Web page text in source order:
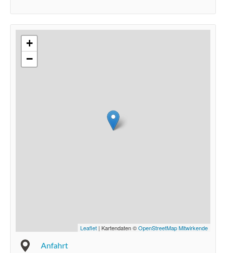
+
−
Leaflet | Kartendaten ©OpenStreetMap Mitwirkende
Anfahrt